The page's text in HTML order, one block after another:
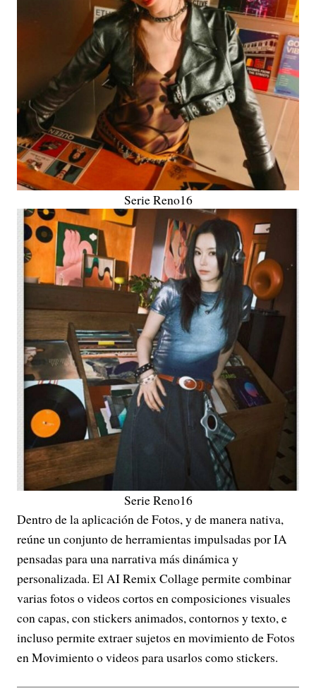
Serie Reno16
Serie Reno16
Dentro de la aplicación de Fotos, y de manera nativa,
reúne un conjunto de herramientas impulsadas por IA
pensadas para una narrativa más dinámica y
personalizada. El AI Remix Collage permite combinar
varias fotos o videos cortos en composiciones visuales
con capas, con stickers animados, contornos y texto, e
incluso permite extraer sujetos en movimiento de Fotos
en Movimiento o videos para usarlos como stickers.